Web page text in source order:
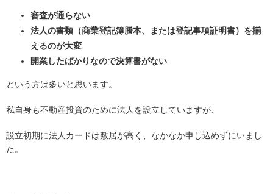
審査が通らない
法人の書類（商業登記簿謄本、または登記事項証明書）を揃
えるのが大変
開業したばかりなので決算書がない
という方は多いと思います。
私自身も不動産投資のために法人を設立していますが、
設立初期に法人カードは敷居が高く、なかなか申し込めずにいまし
た。